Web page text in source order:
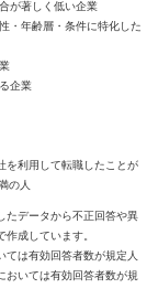
が著しく低い企業
・年齢層・条件に特化した
企業
を利用して転職したことが
の人
たデータから不正回答や異
成しています。
は有効回答者数が規定人
おいては有効回答者数が規